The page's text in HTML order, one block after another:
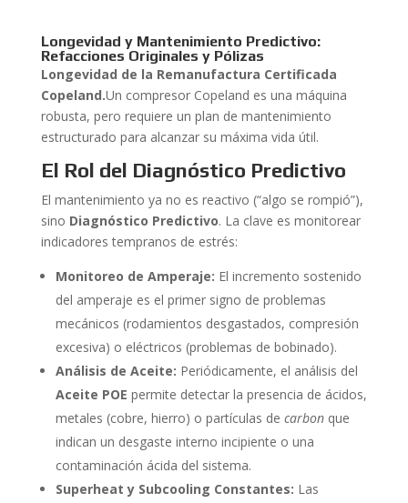
Longevidad y Mantenimiento Predictivo:
Refacciones Originales y Pólizas
Longevidad de la Remanufactura Certificada
Copeland.Un compresor Copeland es una máquina
robusta, pero requiere un plan de mantenimiento
estructurado para alcanzar su máxima vida útil.
El Rol del Diagnóstico Predictivo
El mantenimiento ya no es reactivo (“algo se rompió”),
sino Diagnóstico Predictivo. La clave es monitorear
indicadores tempranos de estrés:
Monitoreo de Amperaje: El incremento sostenido
del amperaje es el primer signo de problemas
mecánicos (rodamientos desgastados, compresión
excesiva) o eléctricos (problemas de bobinado).
Análisis de Aceite: Periódicamente, el análisis del
Aceite POE permite detectar la presencia de ácidos,
metales (cobre, hierro) o partículas de carbonque
indican un desgaste interno incipiente o una
contaminación ácida del sistema.
Superheat y Subcooling Constantes: Las